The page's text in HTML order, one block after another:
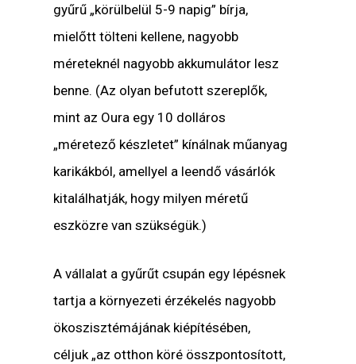
gyűrű „körülbelül 5-9 napig” bírja,
mielőtt tölteni kellene, nagyobb
méreteknél nagyobb akkumulátor lesz
benne. (Az olyan befutott szereplők,
mint az Oura egy 10 dolláros
„méretező készletet” kínálnak műanyag
karikákból, amellyel a leendő vásárlók
kitalálhatják, hogy milyen méretű
eszközre van szükségük.)
A vállalat a gyűrűt csupán egy lépésnek
tartja a környezeti érzékelés nagyobb
ökoszisztémájának kiépítésében,
céljuk „az otthon köré összpontosított,